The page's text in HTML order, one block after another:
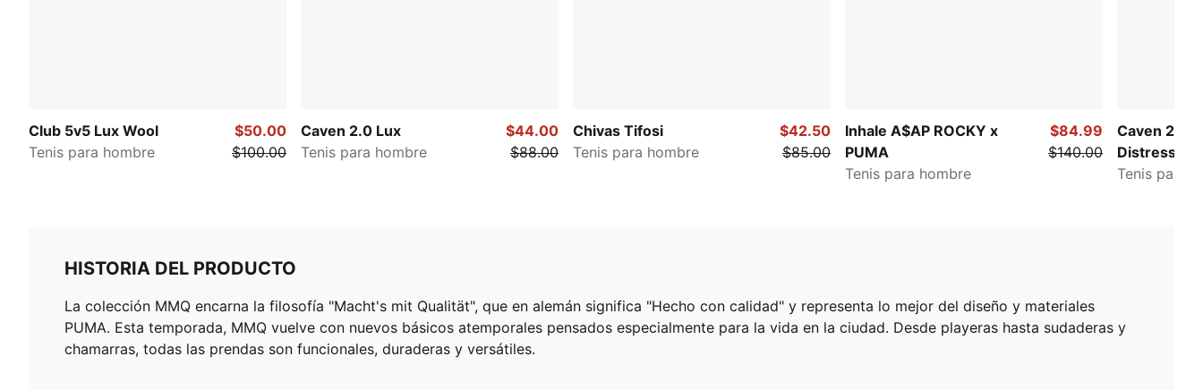
Club 5v5 Lux Wool
Tenis para hombre
$50.00
$100.00
Caven 2.0 Lux
Tenis para hombre
$44.00
$88.00
Chivas Tifosi
Tenis para hombre
$42.50
$85.00
Inhale A$AP ROCKY x
PUMA
Tenis para hombre
$84.99
$140.00
Caven 2.0
Distressed
Tenis para
HISTORIA DEL PRODUCTO
La colección MMQ encarna la filosofía "Macht's mit Qualität", que en alemán significa "Hecho con calidad" y representa lo mejor del diseño y materiales
PUMA. Esta temporada, MMQ vuelve con nuevos básicos atemporales pensados especialmente para la vida en la ciudad. Desde playeras hasta sudaderas y
chamarras, todas las prendas son funcionales, duraderas y versátiles.